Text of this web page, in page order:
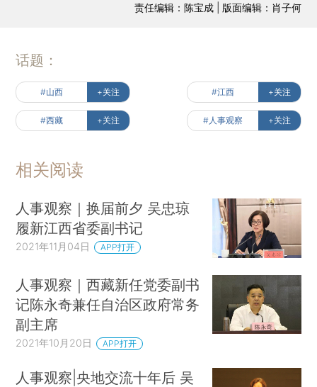
责任编辑：陈宝成 | 版面编辑：肖子何
话题：
#山西 +关注 #江西 +关注
#西藏 +关注 #人事观察 +关注
相关阅读
人事观察｜换届前夕 吴忠琼
履新江西省委副书记
2021年11月04日 APP打开
人事观察｜西藏新任党委副书
记陈永奇兼任自治区政府常务
副主席
2021年10月20日 APP打开
人事观察|央地交流十年后 吴